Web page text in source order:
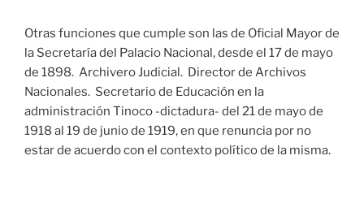
Otras funciones que cumple son las de Oficial Mayor de
la Secretaría del Palacio Nacional, desde el 17 de mayo
de 1898. Archivero Judicial. Director de Archivos
Nacionales. Secretario de Educación en la
administración Tinoco -dictadura- del 21 de mayo de
1918 al 19 de junio de 1919, en que renuncia por no
estar de acuerdo con el contexto político de la misma.